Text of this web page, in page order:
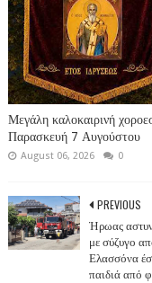
Μεγάλη καλοκαιρινή
Παρασκευή 7 Αυγούστου
August 06, 2026 0
PREVIOUS
Ήρωας
με σύζυγο
Ελασσόνα
παιδιά από